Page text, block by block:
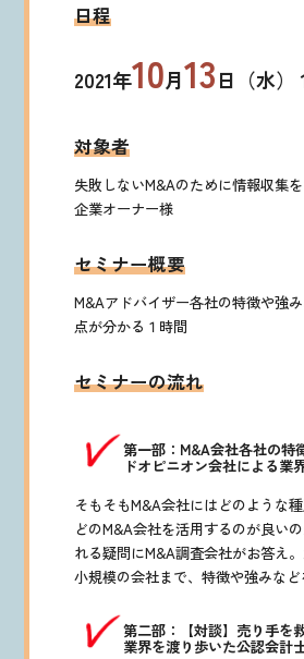
日程
2021年10月13日（水）
対象者
失敗しないM&Aのために情報収集
企業オーナー様
セミナー概要
M&Aアドバイザー各社の特徴や強
点が分かる１時間
セミナーの流れ
第一部：M&A会社各社の特
ドオピニオン会社による業
そもそもM&A会社にはどのような
どのM&A会社を活用するのが良い
れる疑問にM&A調査会社がお答え。
小規模の会社まで、特徴や強みなど
第二部：【対談】売り手を
業界を渡り歩いた公認会計